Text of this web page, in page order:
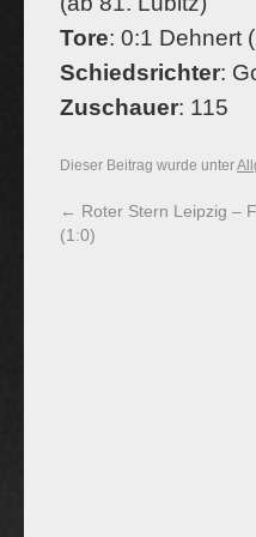
Tore: 0:1 Dehnert
Schiedsrichter:
Zuschauer: 115
Dieser Beitrag wurde unter
← Roter Stern Leipzig –
(1:0)